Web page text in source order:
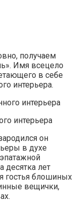
получаем
Имя всецело
в себе
интерьера.
интерьера
он
в духе
десятка лет
гостья блошиных
вещички,